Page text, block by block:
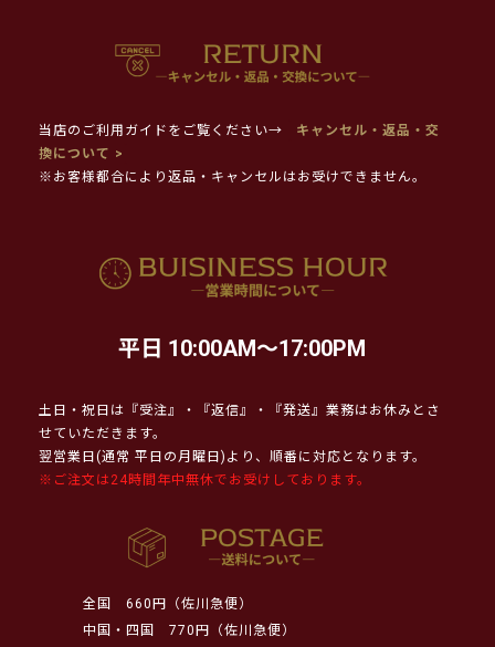
当店のご利用ガイドをご覧ください→
キャンセル・返品・交
換について >
※お客様都合により返品・キャンセルはお受けできません。
平日 10:00AM～17:00PM
土日・祝日は『受注』・『返信』・『発送』業務はお休みとさ
せていただきます。
翌営業日(通常 平日の月曜日)より、順番に対応となります。
※ご注文は24時間年中無休でお受けしております。
全国
660円（佐川急便）
中国・四国
770円（佐川急便）